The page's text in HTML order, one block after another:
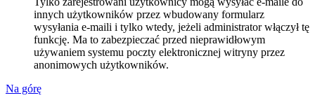
innych użytkowników przez wbudowany formularz
wysyłania e-maili i tylko wtedy, jeżeli administrator włączył tę
funkcję. Ma to zabezpieczać przed nieprawidłowym
używaniem systemu poczty elektronicznej witryny przez
anonimowych użytkowników.
Na górę